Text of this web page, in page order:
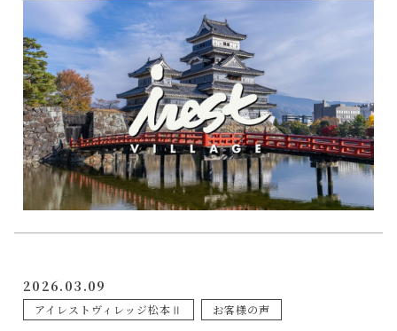
惜しかった点：
駅から少し離れています
2026.03.09
アイレストヴィレッジ松本Ⅱ お客様の声